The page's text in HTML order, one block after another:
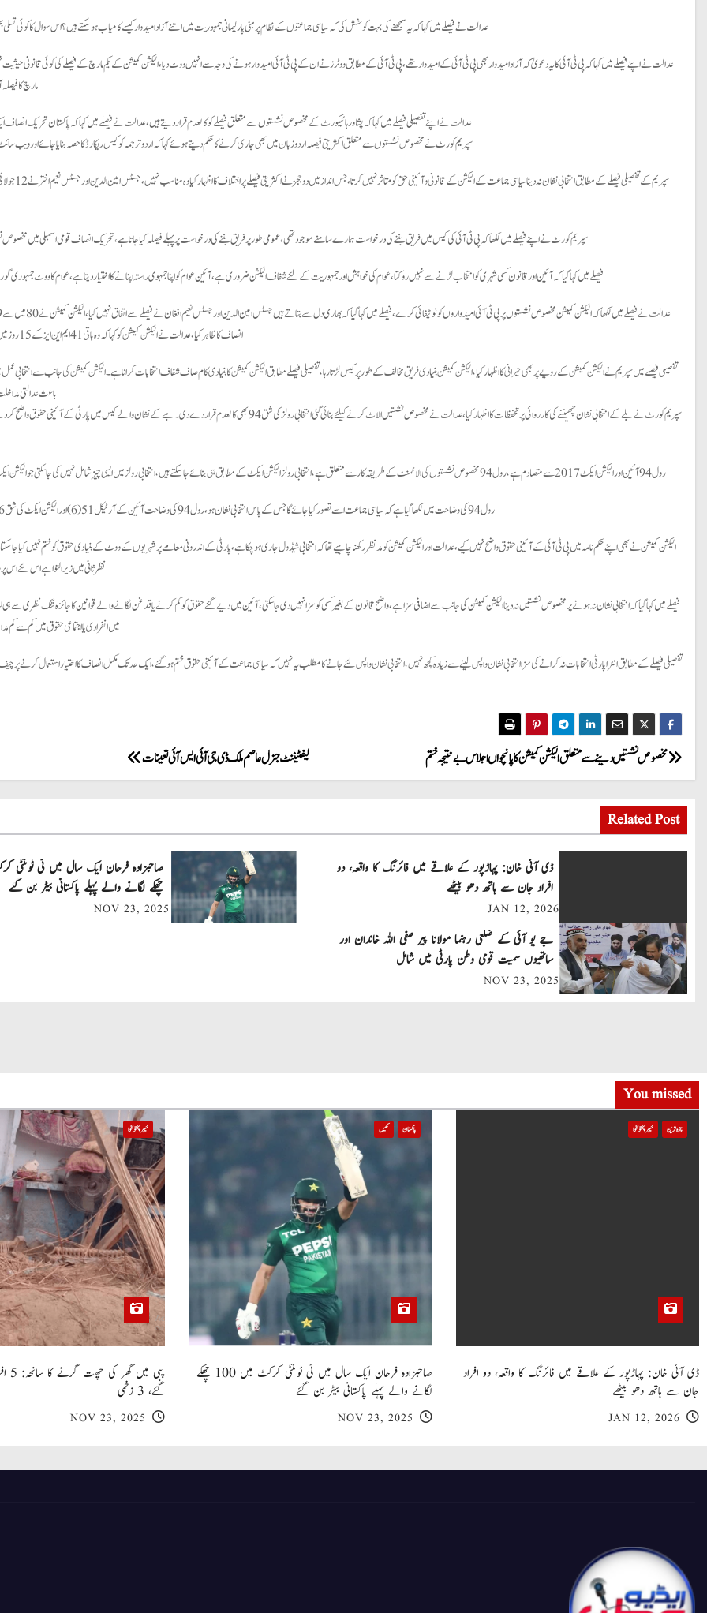
عدالت نے فیصلے میں کہا کہ یہ سمجھنے کی بہت کوشش کی کہ سیاسی جماعتوں کے نظام پر مبنی پارلیمانی جمہوریت میں اتنے آزاد امیدوار کیسے کامیاب ہوسکتے ہیں؟ اس سوال کا کوئی
عدالت نے اپنے فیصلے میں کہا کہ پی ٹی آئی کا یہ دعویٰ کہ آزاد امیدوار بھی پی ٹی آئی کے امیدوار تھے، پی ٹی آئی کے مطابق ووٹرز نے ان کے پی ٹی آئی امیدوار ہونے کی وجہ سے انہیں ووٹ دیا، الیکشن کمیشن کے یکم مارچ کے فیصلے کی کوئی قانونی حیثیت
مارچ کا
عدالت نے اپنے تفصیلی فیصلے میں کہا کہ پشاور ہائیکورٹ کے مخصوص نشستوں سے متعلق فیصلے کوکالعدم قراردیتے ہیں،عدالت نے فیصلے میں کہا کہ پاکستان تحریک
سپریم کورٹ نے مخصوص نشستوں سے متعلق اکثریتی فیصلہ اردو زبان میں بھی جاری کرنے کا حکم دیتے ہوئے کہا کہ اردو ترجمہ کو کیس ریکارڈ کا حصہ بنایا جائے اور ویب
سپریم کے تفصیلی فیصلے کے مطابق
سپریم کورٹ نے اپنے فیصلے میں لکھا کہ پی ٹی آئی کی کیس میں فریق بننے کی درخواست ہمارے سامنے موجود تھی،عمومی طور پر فریق بننے کی درخواست پر پہلے فیصلہ کیا جاتا ہے،تحریک انصاف قومی اسمبلی میں
فیصلے میں کہا گیا کہ آئین اور قانون کسی شہری کوانتخاب لڑنے سے نہیں روکتا، عوام کی خواہش اورجمہوریت کے لئے شفاف الیکشن ضروری ہے،آئین عوام کو اپنا جمہوی راستہ اپنانے کا اختیار دیتا ہے،عوام کا ووٹ
انصاف کا ظاہر کیا،عدالت نے الیکشن کمیشن کو کہا کہ وہ باقی 41ایم این ایز کے 15روز میں دستخط شدہ بیان لیں۔
تفصیلی فیصلے میں سپریم نے الیکشن کمیشن کے رویے پر بھی حیرانی کا اظہار کیا، الیکشن کمیشن بنیادی فریق مخالف کے طور پر کیس لڑتا رہا،تفصیلی فیصلے مطابق الیکشن کمیشن کا بنیادی کام صاف شفاف انتخابات کرانا ہے۔الیکشن کمیشن کی جانب سے انتخابی
باعث عدالتی
سپریم کورٹ نے بلے کے انتخابی نشان چھیننے کی کارروائی پر تحفظات کا اظہار کیا، عدالت نے مخصوص نشستیں الاٹ کرنے کیلئے بنائی گئی انتخابی رولز کی شق 94 بھی کالعدم قرار دے دی۔بلے کے نشان والے کیس
رول 94 آئین اور الیکشن ایکٹ 2017 سے متصادم ہے،رول 94 مخصوص نشستوں کی الاٹمنٹ کے طریقہ کار سے متعلق ہے، انتخابی رولز الیکشن ایکٹ کے مطابق ہی بنائے جا سکتے ہیں، انتخابی رولز میں ایسی چیز شامل نہیں کی جا سکتی جو الیکشن ایکٹ میں موجود ہی نہ ہو۔
رول 94 کی وضاحت میں لکھا گیا ہے کہ سیاسی جماعت اسے تصور کیا جائے گا جس کے پاس انتخابی نشان ہو، رول 94 کی وضاحت آئین کے آرٹیکل 51(6) اور الیکشن ایکٹ کی شق 106 سے متصادم ہے۔
الیکشن کمیشن نے بھی اپنے حکم نامہ میں پی ٹی آئی کے آئینی حقوق واضح نہیں کیے،عدالت اور الیکشن کمیشن کو مدنظر رکھنا چاہیے تھا کہ انتخابی شیڈول جاری ہو چکا ہے،پارٹی کے اندرونی معاملے پر شہریوں کے ووٹ کے بنیادی حقوق کو ختم نہیں کیا جا
نظرثانی میں زیرالتوا ہے اس لئے
فیصلے میں کہا گیا کہ انتخابی نشان نہ ہونے پر مخصوص نشستیں نہ دینا الیکشن کمیشن کی جانب سے اضافی سزا ہے،واضح قانون کے بغیر کسی کو سزا نہیں دی جا سکتی،آئین میں دیے گئے حقوق کو کم کرنے یا قدغن لگانے والے قوانین کا جائزہ تنگ نظری سے ہی
میں انفرادی یا اجتماعی حقوق میں کم سے کم
تفصیلی فیصلے کے مطابق انٹراپارٹی انتخابات نہ کرانے کی سزا انتخابی نشان واپس لینے سے زیادہ کچھ نہیں، انتخابی نشان واپس لئے جانے کا مطلب یہ نہیں کہ سیاسی جماعت کے آئینی حقوق ختم ہوگئے،ایک حد تک مکمل انصاف کا اختیاراستعمال کرنے پر
P
o
s
a
v
i
t
i
لیفٹیننٹ جنرل عاصم ملک ڈی جی آئی ایس آئی تعینات مخصوص نشستیں دینے سے متعلق الیکشن کمیشن کا پانچواں اجلاس بے نتیجہ ختم
Related Post
ڈی آئی خان: پہاڑپور کے علاقے میں فائرنگ کا واقعہ، دو
افراد جان سے ہاتھ دھو بیٹھے
JAN 12, 2026
چھکے لگانے والے پہلے پاکستانی بیٹر بن گئے
NOV 23, 2025
جے یو آئی کے ضلعی رہنما مولانا پیر صفی اللہ خاندان اور
ساتھیوں سمیت قومی وطن پارٹی میں شامل
NOV 23, 2025
You missed
تازہ ترین خیبر پختونخوا
ڈی آئی خان: پہاڑپور کے علاقے میں فائرنگ کا واقعہ، دو افراد
جان سے ہاتھ دھو بیٹھے
JAN 12, 2026
پاکستان کھیل
صاحبزادہ فرحان ایک سال میں ٹی ٹوئنٹی کرکٹ میں 100 چھکے
لگانے والے پہلے پاکستانی بیٹر بن گئے
NOV 23, 2025
خیبر پختونخوا
گئے، 3 زخمی
NOV 23, 2025